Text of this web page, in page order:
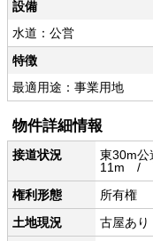
設備
水道：公営
特徴
最適用途：事業用地
物件詳細情報
接道状況
東30m
11m /
権利形態
所有権
土地現況
古屋あ